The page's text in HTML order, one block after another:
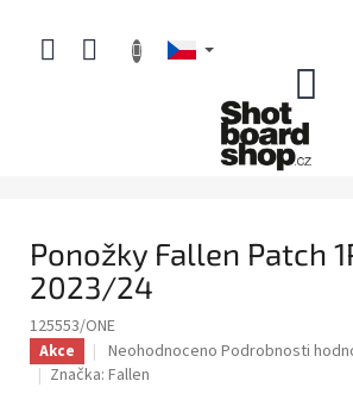
obsah
Ponožky Fallen Patch
2023/24
125553/ONE
Akce
Průměrné
hodnocení
Neohodnoceno Podrobnosti
Značka: Fallen